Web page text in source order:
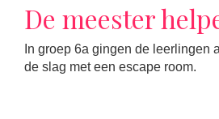
De meester
In groep 6a gingen de leerlingen
de slag met een escape room.